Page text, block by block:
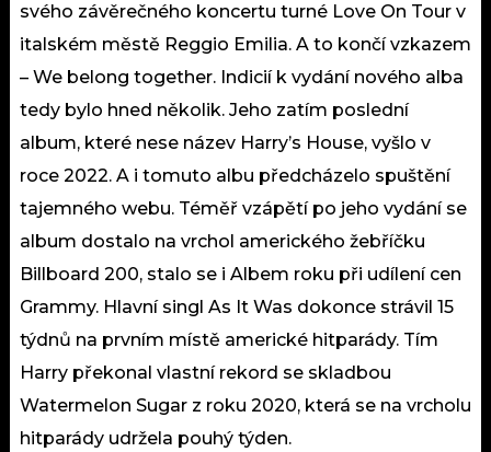
svého závěrečného koncertu turné Love On Tour v
italském městě Reggio Emilia. A to končí vzkazem
– We belong together. Indicií k vydání nového alba
tedy bylo hned několik. Jeho zatím poslední
album, které nese název Harry’s House, vyšlo v
roce 2022. A i tomuto albu předcházelo spuštění
tajemného webu. Téměř vzápětí po jeho vydání se
album dostalo na vrchol amerického žebříčku
Billboard 200, stalo se i Albem roku při udílení cen
Grammy. Hlavní singl As It Was dokonce strávil 15
týdnů na prvním místě americké hitparády. Tím
Harry překonal vlastní rekord se skladbou
Watermelon Sugar z roku 2020, která se na vrcholu
hitparády udržela pouhý týden.